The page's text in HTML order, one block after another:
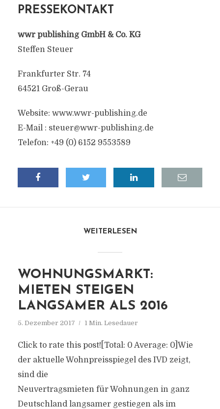
PRESSEKONTAKT
wwr publishing GmbH & Co. KG
Steffen Steuer
Frankfurter Str. 74
64521 Groß-Gerau
Website: www.wwr-publishing.de
E-Mail : steuer@wwr-publishing.de
Telefon: +49 (0) 6152 9553589
WEITERLESEN
WOHNUNGSMARKT:
MIETEN STEIGEN
LANGSAMER ALS 2016
5. Dezember 2017 1 Min. Lesedauer
Click to rate this post![Total: 0 Average: 0]Wie
der aktuelle Wohnpreisspiegel des IVD zeigt,
sind die
Neuvertragsmieten für Wohnungen in ganz
Deutschland langsamer gestiegen als im